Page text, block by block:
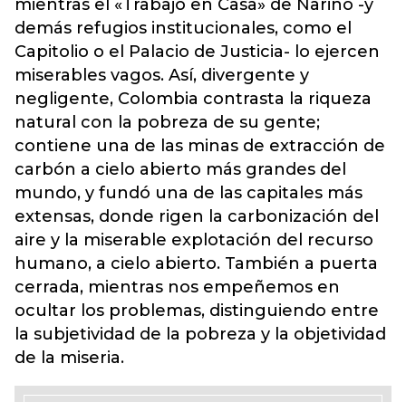
mientras el «Trabajo en Casa» de Nariño -y
demás refugios institucionales, como el
Capitolio o el Palacio de Justicia- lo ejercen
miserables vagos. Así, divergente y
negligente, Colombia contrasta la riqueza
natural con la pobreza de su gente;
contiene una de las minas de extracción de
carbón a cielo abierto más grandes del
mundo, y fundó una de las capitales más
extensas, donde rigen la carbonización del
aire y la miserable explotación del recurso
humano, a cielo abierto. También a puerta
cerrada, mientras nos empeñemos en
ocultar los problemas, distinguiendo entre
la subjetividad de la pobreza y la objetividad
de la miseria.